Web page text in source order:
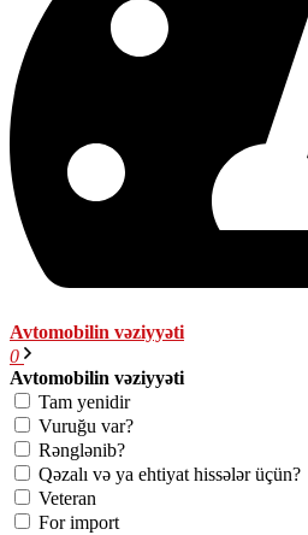
Avtomobilin vəziyyəti
0
Avtomobilin vəziyyəti
Tam yenidir
Vuruğu var?
Rənglənib?
Qəzalı və ya ehtiyat hissələr üçün?
Veteran
For import